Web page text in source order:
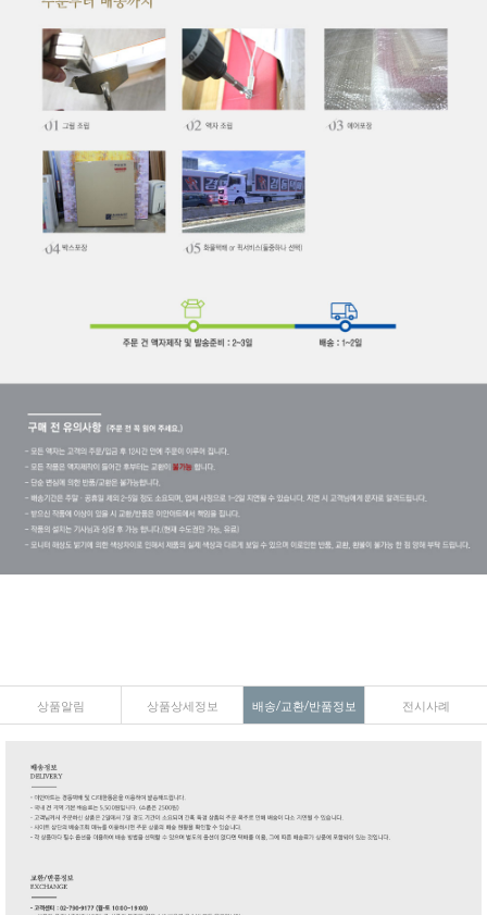
상품알림 상품상세정보 배송/교환/반품정보 전시사례